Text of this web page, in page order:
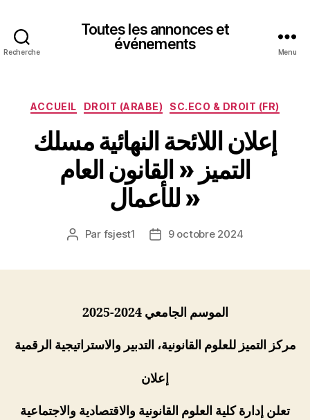
Recherche
Toutes les annonces et
événements
Menu
Catégories
ACCUEIL DROIT (ARABE) SC.ECO & DROIT (FR)
إعلان اللائحة النهائية مسلك
التميز « القانون العام
للأعمال »
Auteur
Par fsjest1
Date9 octobre 2024
الموسم الجامعي 2024-2025
مركز التميز للعلوم القانونية، التدبير والاستراتيجية الرقمية
إعلان
تعلن إدارة كلية العلوم القانونية والاقتصادية والاجتماعية